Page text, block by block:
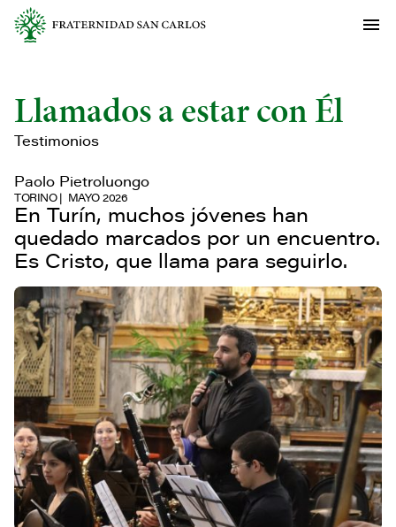
Llamados a estar con Él
Testimonios
Paolo Pietroluongo
TORINO MAYO 2026
En Turín, muchos jóvenes han
quedado marcados por un encuentro.
Es Cristo, que llama para seguirlo.